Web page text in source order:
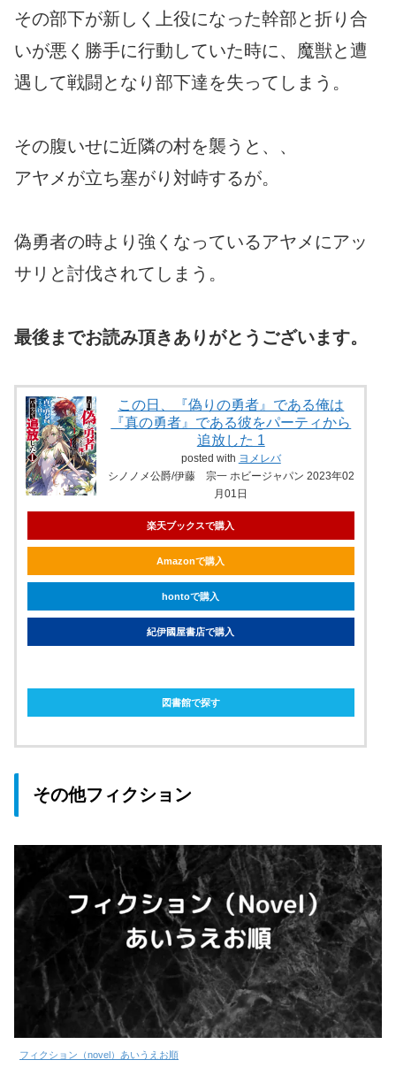
その部下が新しく上役になった幹部と折り合
いが悪く勝手に行動していた時に、魔獣と遭
遇して戦闘となり部下達を失ってしまう。
その腹いせに近隣の村を襲うと、、
アヤメが立ち塞がり対峙するが。
偽勇者の時より強くなっているアヤメにアッ
サリと討伐されてしまう。
最後までお読み頂きありがとうございます。
この日、『偽りの勇者』である俺は
『真の勇者』である彼をパーティから
追放した 1
posted with ヨメレバ
シノノメ公爵/伊藤 宗一 ホビージャパン 2023年02
月01日
楽天ブックスで購入
Amazonで購入
hontoで購入
紀伊國屋書店で購入
図書館で探す
その他フィクション
フィクション（novel）あいうえお順